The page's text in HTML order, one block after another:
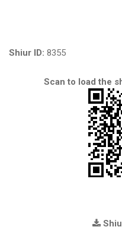
Shiur ID: 8355
Scan to load the